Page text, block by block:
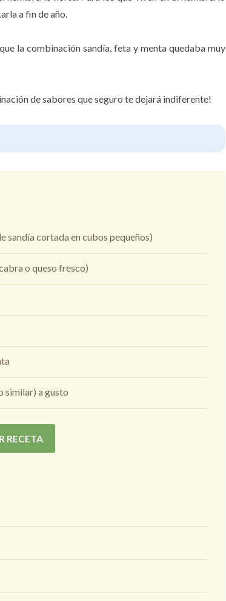
a fin de año.
la combinación sandía, feta y menta quedaba muy
de sabores que seguro te dejará indiferente!
sandía cortada en cubos pequeños)
o queso fresco)
similar) a gusto
RECETA